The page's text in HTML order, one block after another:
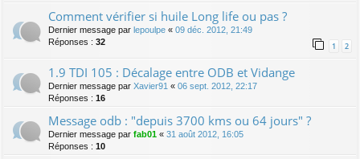
Comment vérifier si huile Long life ou pas ?
Dernier message par lepoulpe « 09 déc. 2012, 21:49
Réponses : 32 1 2
1.9 TDI 105 : Décalage entre ODB et Vidange
Dernier message par Xavier91 « 06 sept. 2012, 22:17
Réponses : 16
Message odb : "depuis 3700 kms ou 64 jours" ?
Dernier message par fab01 « 31 août 2012, 16:05
Réponses : 10